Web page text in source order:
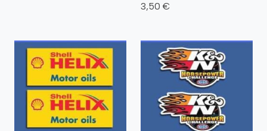
3,50 €